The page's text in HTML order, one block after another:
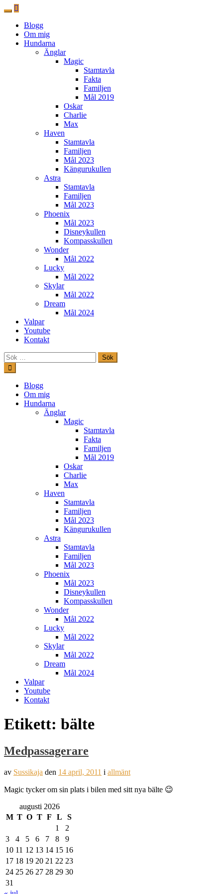
Blogg
Om mig
Hundarna
Änglar
Magic
Stamtavla
Fakta
Familjen
Mål 2019
Oskar
Charlie
Max
Haven
Stamtavla
Familjen
Mål 2023
Kängurukullen
Astra
Stamtavla
Familjen
Mål 2023
Phoenix
Mål 2023
Disneykullen
Kompasskullen
Wonder
Mål 2022
Lucky
Mål 2022
Skylar
Mål 2022
Dream
Mål 2024
Valpar
Youtube
Kontakt
Sök
efter:
Hoppa
till
innehåll
Freestylehundar.se
Blogg
Om mig
Hundarna
Änglar
Magic
Stamtavla
Fakta
Familjen
Mål 2019
Oskar
Charlie
Max
Haven
Stamtavla
Familjen
Mål 2023
Kängurukullen
Astra
Stamtavla
Familjen
Mål 2023
Phoenix
Mål 2023
Disneykullen
Kompasskullen
Wonder
Mål 2022
Lucky
Mål 2022
Skylar
Mål 2022
Dream
Mål 2024
Valpar
Youtube
Kontakt
Etikett: bälte
Medpassagerare
av Sussikaja den 14 april, 2011 i allmänt
Magic tycker om sin plats i bilen med sitt nya bälte 😉
augusti 2026
M T O T F L
S
1
2
3
4 5 6 7 8
9
10 11 12 13 14 15 16
17 18 19 20 21 22 23
24 25 26 27 28 29 30
31